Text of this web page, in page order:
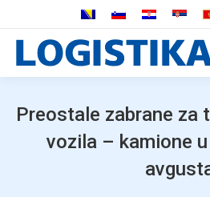
Preostale zabrane za
vozila – kamione